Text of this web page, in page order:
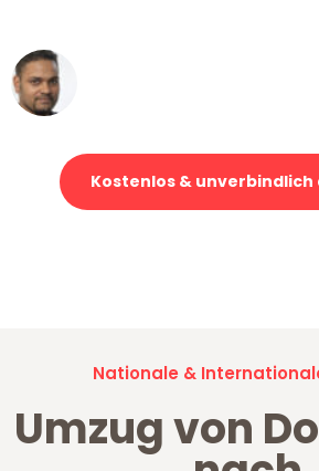
Kostenlos &
Nationale &
Umzug von